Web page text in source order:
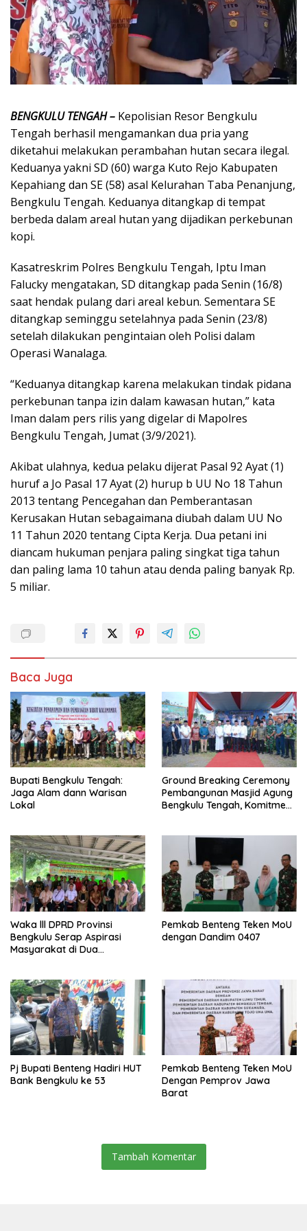
BENGKULU TENGAH – Kepolisian Resor Bengkulu
Tengah berhasil mengamankan dua pria yang
diketahui melakukan perambahan hutan secara ilegal.
Keduanya yakni SD (60) warga Kuto Rejo Kabupaten
Kepahiang dan SE (58) asal Kelurahan Taba Penanjung,
Bengkulu Tengah. Keduanya ditangkap di tempat
berbeda dalam areal hutan yang dijadikan perkebunan
kopi.
Kasatreskrim Polres Bengkulu Tengah, Iptu Iman
Falucky mengatakan, SD ditangkap pada Senin (16/8)
saat hendak pulang dari areal kebun. Sementara SE
ditangkap seminggu setelahnya pada Senin (23/8)
setelah dilakukan pengintaian oleh Polisi dalam
Operasi Wanalaga.
“Keduanya ditangkap karena melakukan tindak pidana
perkebunan tanpa izin dalam kawasan hutan,” kata
Iman dalam pers rilis yang digelar di Mapolres
Bengkulu Tengah, Jumat (3/9/2021).
Akibat ulahnya, kedua pelaku dijerat Pasal 92 Ayat (1)
huruf a Jo Pasal 17 Ayat (2) hurup b UU No 18 Tahun
2013 tentang Pencegahan dan Pemberantasan
Kerusakan Hutan sebagaimana diubah dalam UU No
11 Tahun 2020 tentang Cipta Kerja. Dua petani ini
diancam hukuman penjara paling singkat tiga tahun
dan paling lama 10 tahun atau denda paling banyak Rp.
5 miliar.
Baca Juga
Bupati Bengkulu Tengah:
Jaga Alam dann Warisan
Lokal
Ground Breaking Ceremony
Pembangunan Masjid Agung
Bengkulu Tengah, Komitmen
Waka lll DPRD Provinsi
Bengkulu Serap Aspirasi
Masyarakat di Dua
Pemkab Benteng Teken MoU
dengan Dandim 0407
Pj Bupati Benteng Hadiri HUT
Bank Bengkulu ke 53
Pemkab Benteng Teken MoU
Dengan Pemprov Jawa
Barat
Tambah Komentar